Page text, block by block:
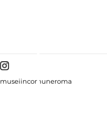
museiincomuneroma